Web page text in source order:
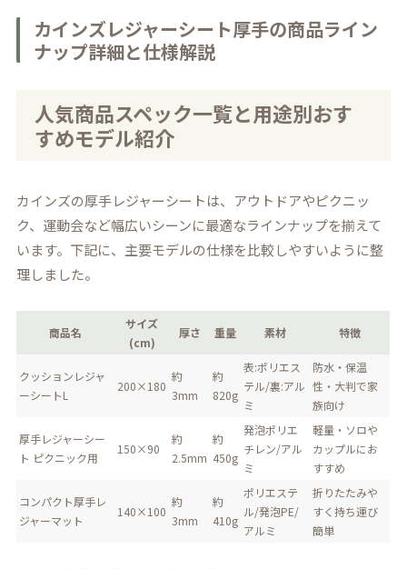
カインズレジャーシート厚手の商品ライン
ナップ詳細と仕様解説
人気商品スペック一覧と用途別おす
すめモデル紹介
カインズの厚手レジャーシートは、アウトドアやピクニッ
ク、運動会など幅広いシーンに最適なラインナップを揃えて
います。下記に、主要モデルの仕様を比較しやすいように整
理しました。
商品名
サイズ
(cm)
厚さ 重量 素材 特徴
クッションレジャ
ーシートL
200×180
約
3mm
約
820g
表:ポリエス
テル/裏:アル
ミ
防水・保温
性・大判で家
族向け
厚手レジャーシー
ト ピクニック用
150×90
約
2.5mm
約
450g
発泡ポリエ
チレン/アル
ミ
軽量・ソロや
カップルにお
すすめ
コンパクト厚手レ
ジャーマット
140×100
約
3mm
約
410g
ポリエステ
ル/発泡PE/
アルミ
折りたたみや
すく持ち運び
簡単